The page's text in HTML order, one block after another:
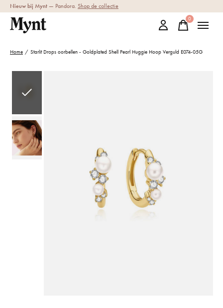
Nieuw bij Mynt — Pandora. Shop de collectie
0items
Home / Starlit Drops oorbellen - Goldplated Shell Pearl Huggie Hoop Verguld E074-05G